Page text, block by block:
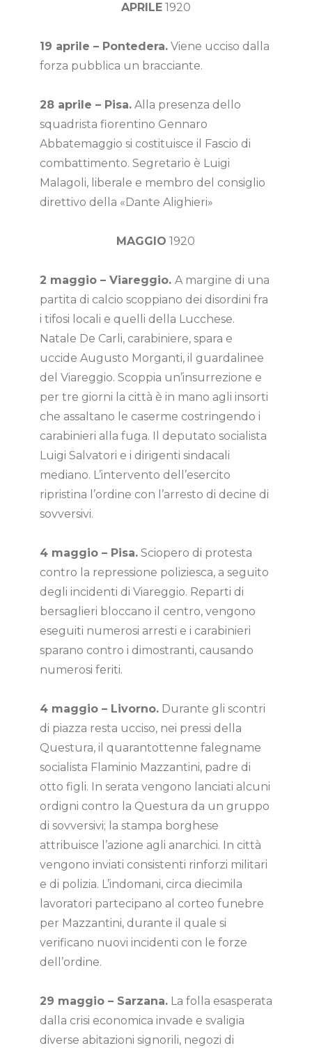
APRILE1920
19 aprile – Pontedera.Viene ucciso dalla
forza pubblica un bracciante.
28 aprile – Pisa.Alla presenza dello
squadrista fiorentino Gennaro
Abbatemaggio si costituisce il Fascio di
combattimento. Segretario è Luigi
Malagoli, liberale e membro del consiglio
direttivo della «Dante Alighieri»
MAGGIO 1920
2 maggio – Viareggio. A margine di una
partita di calcio scoppiano dei disordini fra
i tifosi locali e quelli della Lucchese.
Natale De Carli, carabiniere, spara e
uccide Augusto Morganti, il guardalinee
del Viareggio. Scoppia un’insurrezione e
per tre giorni la città è in mano agli insorti
che assaltano le caserme costringendo i
carabinieri alla fuga. Il deputato socialista
Luigi Salvatori e i dirigenti sindacali
mediano. L’intervento dell’esercito
ripristina l’ordine con l’arresto di decine di
sovversivi.
4 maggio – Pisa.Sciopero di protesta
contro la repressione poliziesca, a seguito
degli incidenti di Viareggio. Reparti di
bersaglieri bloccano il centro, vengono
eseguiti numerosi arresti e i carabinieri
sparano contro i dimostranti, causando
numerosi feriti.
4 maggio – Livorno.Durante gli scontri
di piazza resta ucciso, nei pressi della
Questura, il quarantottenne falegname
socialista Flaminio Mazzantini, padre di
otto figli. In serata vengono lanciati alcuni
ordigni contro la Questura da un gruppo
di sovversivi; la stampa borghese
attribuisce l’azione agli anarchici. In città
vengono inviati consistenti rinforzi militari
e di polizia. L’indomani, circa diecimila
lavoratori partecipano al corteo funebre
per Mazzantini, durante il quale si
verificano nuovi incidenti con le forze
dell’ordine.
29 maggio – Sarzana.La folla esasperata
dalla crisi economica invade e svaligia
diverse abitazioni signorili, negozi di